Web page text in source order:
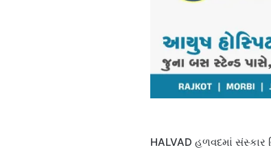
HALVAD હળવદમાં સંસ્કાર